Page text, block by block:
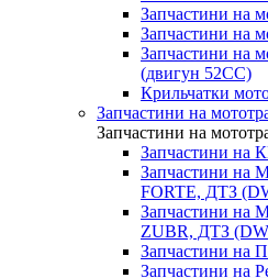
Запчастини на
Запчастини на
Запчастини на
(двигун 52CC)
Крильчатки
Запчастини на
Запчастини на
Запчастини на
Запчастини на
FORTE, ДТЗ
Запчастини на
ZUBR, ДТЗ
Запчастини на
Запчастини на